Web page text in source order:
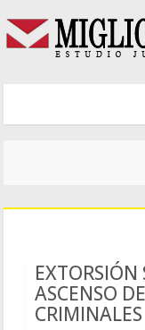
ASCENSO
CRIMINALES